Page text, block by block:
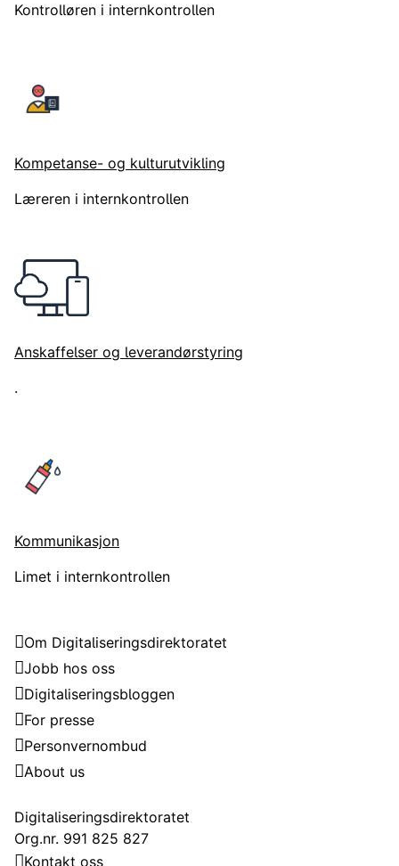
Kontrolløren i internkontrollen
Kompetanse- og kulturutvikling
Læreren i internkontrollen
Anskaffelser og leverandørstyring
.
Kommunikasjon
Limet i internkontrollen
Om Digitaliseringsdirektoratet
Jobb hos oss
Digitaliseringsbloggen
For presse
Personvernombud
About us
Digitaliseringsdirektoratet
Org.nr. 991 825 827
Kontakt oss